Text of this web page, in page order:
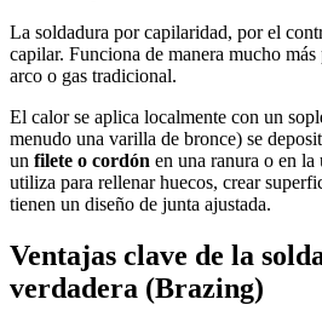
La soldadura por capilaridad, por el
capilar. Funciona de manera mucho
arco o gas tradicional.
El calor se aplica localmente con un
menudo una varilla de bronce) se
un filete o cordón en una ranura o en la
utiliza para rellenar huecos, crear
tienen un diseño de junta ajustada.
Ventajas clave de la
verdadera (Brazing)